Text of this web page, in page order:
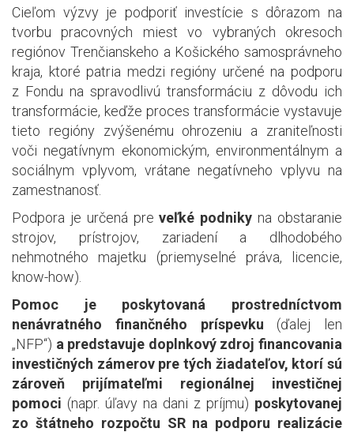
Cieľom výzvy je podporiť investície s dôrazom na
tvorbu pracovných miest vo vybraných okresoch
regiónov Trenčianskeho a Košického samosprávneho
kraja, ktoré patria medzi regióny určené na podporu
z Fondu na spravodlivú transformáciu z dôvodu ich
transformácie, keďže proces transformácie vystavuje
tieto regióny zvýšenému ohrozeniu a zraniteľnosti
voči negatívnym ekonomickým, environmentálnym a
sociálnym vplyvom, vrátane negatívneho vplyvu na
zamestnanosť.
Podpora je určená preveľké podniky na obstaranie
strojov, prístrojov, zariadení a dlhodobého
nehmotného majetku (priemyselné práva, licencie,
know-how).
Pomoc je poskytovaná prostredníctvom
nenávratného finančného príspevku (ďalej len
„NFP“) a predstavuje doplnkový zdroj financovania
investičných zámerov pre tých žiadateľov, ktorí sú
zároveň prijímateľmi regionálnej investičnej
pomoci (napr. úľavy na dani z príjmu) poskytovanej
zo štátneho rozpočtu SR na podporu realizácie